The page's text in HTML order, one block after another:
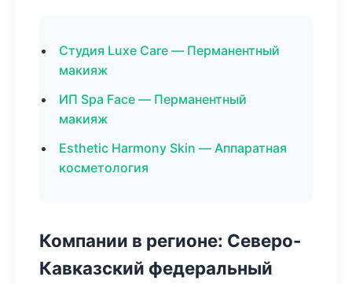
Студия Luxe Care — Перманентный
макияж
ИП Spa Face — Перманентный
макияж
Esthetic Harmony Skin — Аппаратная
косметология
Компании в регионе: Северо-
Кавказский федеральный